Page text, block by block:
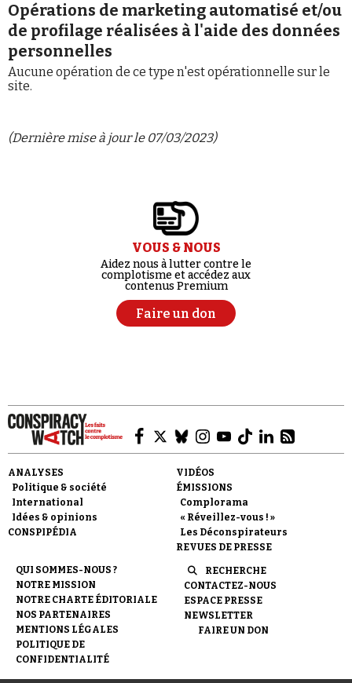
Opérations de marketing automatisé et/ou
de profilage réalisées à l'aide des données
personnelles
Aucune opération de ce type n'est opérationnelle sur le
site.
(Dernière mise à jour le 07/03/2023)
VOUS & NOUS
Aidez nous à lutter contre le
complotisme et accédez aux
contenus Premium
Faire un don
ANALYSES
Politique & société
International
Idées & opinions
CONSPIPÉDIA
VIDÉOS
ÉMISSIONS
Complorama
« Réveillez-vous ! »
Les Déconspirateurs
REVUES DE PRESSE
QUI SOMMES-NOUS ?
NOTRE MISSION
NOTRE CHARTE ÉDITORIALE
NOS PARTENAIRES
MENTIONS LÉGALES
POLITIQUE DE
CONFIDENTIALITÉ
RECHERCHE
CONTACTEZ-NOUS
ESPACE PRESSE
NEWSLETTER
FAIRE UN DON